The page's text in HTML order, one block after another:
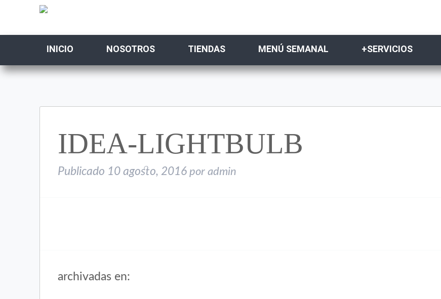
INICIO NOSOTROS TIENDAS MENÚ SEMANAL +SERVICIOS
IDEA-LIGHTBULB
Publicado 10 agosto, 2016 por admin
archivadas en: